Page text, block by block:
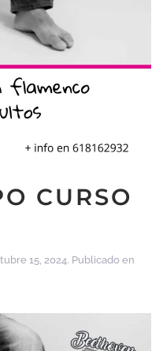
CURSO
15, 2024. Publicado en